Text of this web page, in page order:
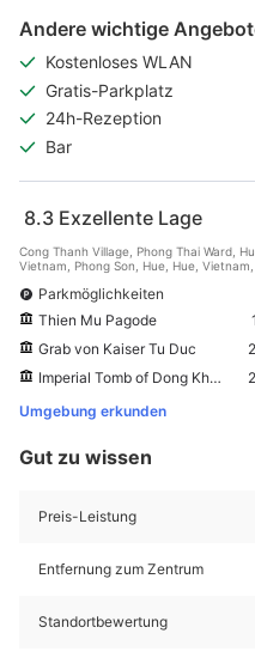
Andere wichtige
Kostenloses WLAN
Gratis-Parkplatz
24h-Rezeption
Bar
8.3 Exzellente Lage
Cong Thanh Village, Phong Thai Ward,
Vietnam, Phong Son, Hue, Hue,
Parkmöglichkeiten
Thien Mu Pagode
Grab von Kaiser Tu Duc
Imperial Tomb of Dong Khanh
Umgebung erkunden
Gut zu wissen
Preis-Leistung
Entfernung zum Zentrum
Standortbewertung